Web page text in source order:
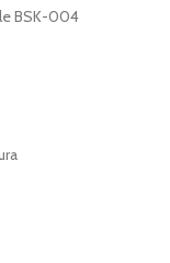
BSK-004